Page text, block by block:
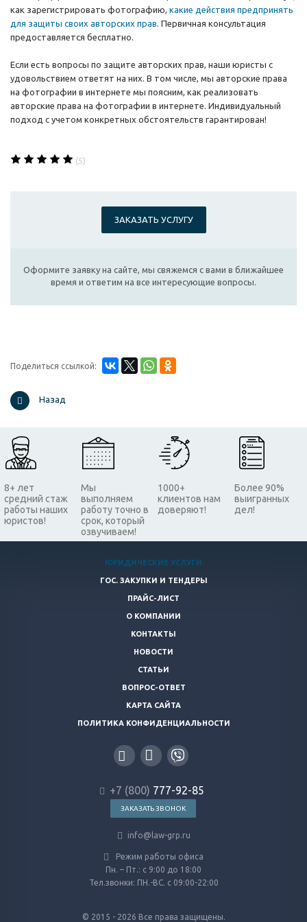
как зарегистрировать фотографию, какие действия предпринять
для защиты своих авторских прав. Первичная консультация
предоставляется бесплатно.
Если есть вопросы по защите авторских прав, наши юристы с
удовольствием ответят на них. В том числе, мы авторские права
на фотографии в интернете мы поясним, как реализовать
авторские права на фотографии в интернете. Индивидуальный
подход с учетом конкретных обстоятельств гарантирован!
(5)
ЗАКАЗАТЬ УСЛУГУ
Оформите заявку на сайте, мы свяжемся с вами в ближайшее
время и ответим на все интересующие вопросы.
Поделиться ссылкой:
Назад
8+ лет
средний стаж
работы наших
юристов!
Мы
выполняем
работу точно в
срок, который
озвучиваем!
1000+
клиентов нам
доверяют!
Более 90%
выигранных
дел!
ЮРИДИЧЕСКИЕ УСЛУГИ
ГОС. ЗАКУПКИ И ТЕНДЕРЫ
ПРАЙС-ЛИСТ
О КОМПАНИИ
КОНТАКТЫ
НОВОСТИ
СТАТЬИ
ВОПРОС-ОТВЕТ
КАРТА САЙТА
ПОЛИТИКА КОНФИДЕНЦИАЛЬНОСТИ
+7 (800) 777-92-85
ЗАКАЗАТЬ ЗВОНОК
info@law-grp.ru
Режим работы офиса
Пн. – Пт.: с 9:00 до 18:00
Тел.звонки: ПН.-ВС. с 09:00-22:00
© 2015 - 2026 Все права защищены.